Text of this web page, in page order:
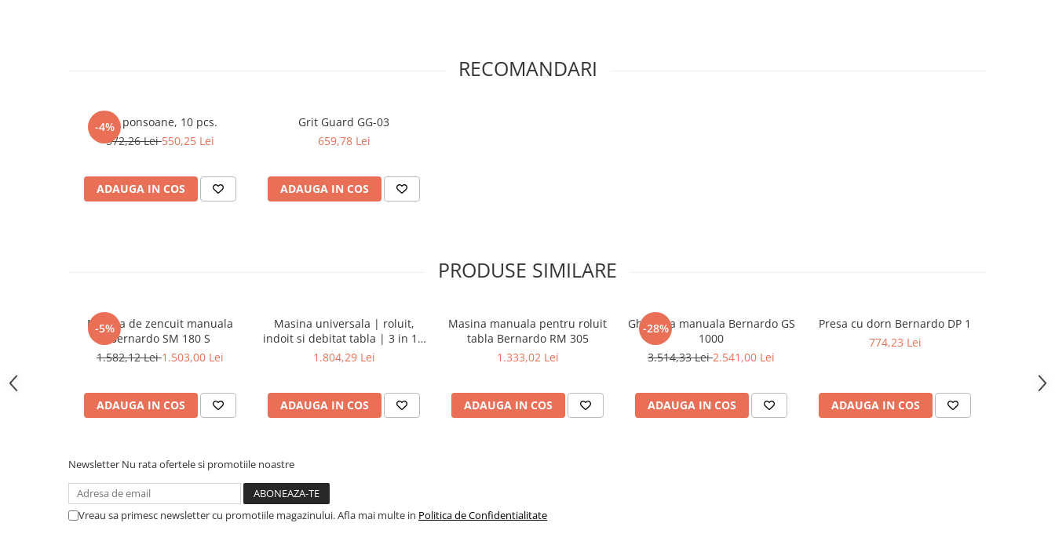
Masini de slefuit cutite de gravat
Masini de tesit
Masini pentru slefuit tevi
Polizoare de banc
Instalatii de spalare a pieselor
Accesorii prelucrare metal
Universale de strung si accesorii
pentru strunguri
Fălcile pentru 3-bacuri DK11
Fălcile pentru 4-bacuri DK12
RECOMANDARI
-4%
Set ponsoane, 10 pcs.
572,26 Lei550,25 Lei
ADAUGA IN COS
Grit Guard GG-03
659,78 Lei
ADAUGA IN COS
PRODUSE SIMILARE
-5%
Masina de zencuit manuala
Bernardo SM 180 S
1.582,12 Lei1.503,00 Lei
ADAUGA IN COS
Masina universala | roluit,
indoit si debitat tabla | 3 in 1 -
200
1.804,29 Lei
ADAUGA IN COS
Masina manuala pentru roluit
tabla Bernardo RM 305
1.333,02 Lei
ADAUGA IN COS
-28%
Ghilotina manuala Bernardo GS
1000
3.514,33 Lei2.541,00 Lei
ADAUGA IN COS
Presa cu dorn Bernardo DP 1
774,23 Lei
ADAUGA IN COS
Newsletter Nu rata ofertele si promotiile noastre
Vreau sa primesc newsletter cu promotiile magazinului. Afla mai multe in Politica de Confidentialitate